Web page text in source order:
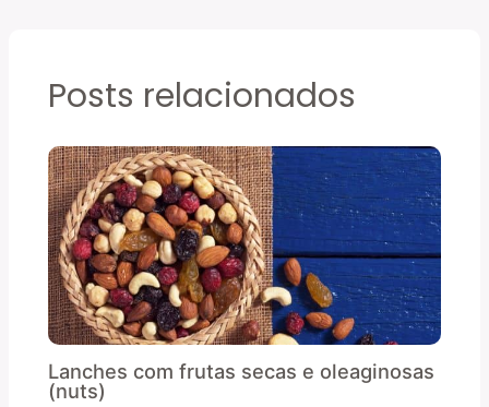
Posts relacionados
Lanches com frutas secas e oleaginosas
(nuts)